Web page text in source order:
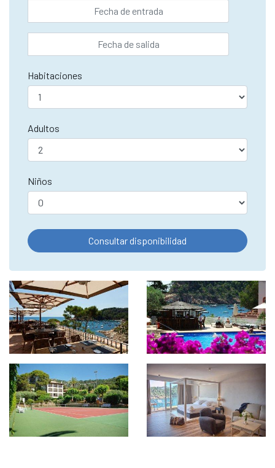
Habitaciones
Adultos
Niños
Consultar disponibilidad